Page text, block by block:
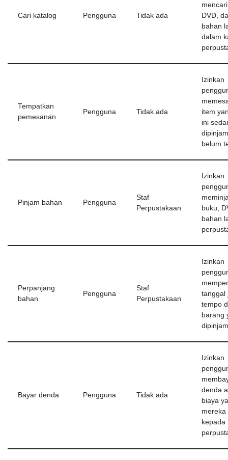
Cari katalog Pengguna Tidak ada
DVD,
bahan
dalam
Tempatkan
pemesanan
Pengguna Tidak ada
Izinkan
item
ini
belum
Pinjam bahan Pengguna
Staf
Perpustakaan
Izinkan
buku,
bahan
Perpanjang
bahan
Pengguna
Staf
Perpustakaan
Izinkan
tanggal
tempo
barang
Bayar denda Pengguna Tidak ada
Izinkan
denda
biaya
mereka
kepada